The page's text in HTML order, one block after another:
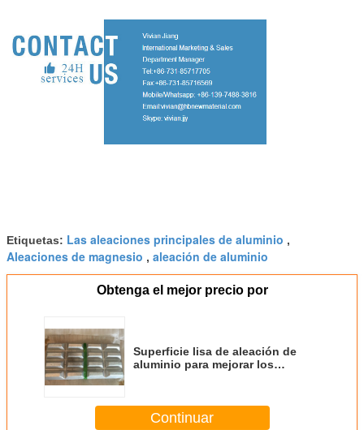
Etiquetas: Las aleaciones principales de aluminio ,
Aleaciones de magnesio , aleación de aluminio
Obtenga el mejor precio por
Superficie lisa de aleación de
aluminio para mejorar los
Continuar